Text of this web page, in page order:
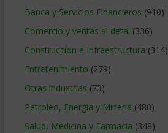
Banca y Servicios Financieros (910)
Comercio y ventas al detal (336)
Construccion e Infraestructura (314)
Entretenimiento (279)
Otras industrias (73)
Petroleo, Energia y Mineria (480)
Salud, Medicina y Farmacia (348)